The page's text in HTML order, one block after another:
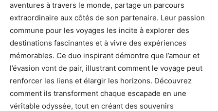
aventures à travers le monde, partage un parcours
extraordinaire aux côtés de son partenaire. Leur passion
commune pour les voyages les incite à explorer des
destinations fascinantes et à vivre des expériences
mémorables. Ce duo inspirant démontre que l’amour et
l’évasion vont de pair, illustrant comment le voyage peut
renforcer les liens et élargir les horizons. Découvrez
comment ils transforment chaque escapade en une
véritable odyssée, tout en créant des souvenirs